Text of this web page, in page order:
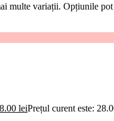
multe variații. Opțiunile
leiPrețul curent este: